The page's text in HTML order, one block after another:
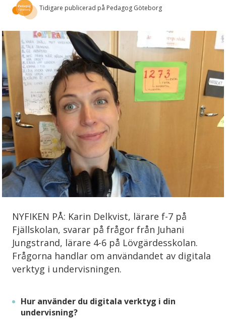
Tidigare publicerad på Pedagog Göteborg
NYFIKEN PÅ: Karin Delkvist, lärare f-7 på
Fjällskolan, svarar på frågor från Juhani
Jungstrand, lärare 4-6 på Lövgärdesskolan.
Frågorna handlar om användandet av digitala
verktyg i undervisningen.
Hur använder du digitala verktyg i din
undervisning?